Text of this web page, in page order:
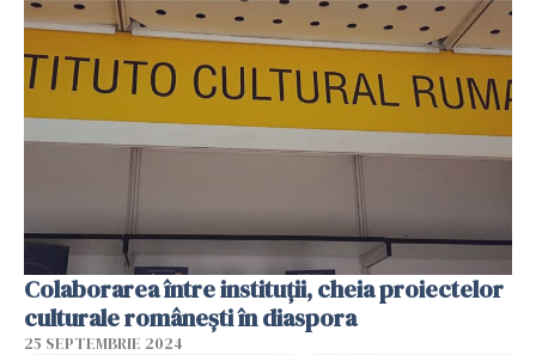
Colaborarea între instituții, cheia proiectelor
culturale românești în diaspora
25 SEPTEMBRIE 2024